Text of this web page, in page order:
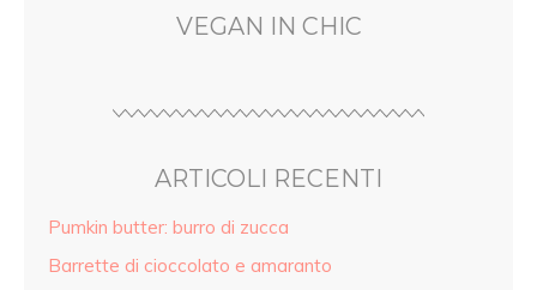
VEGAN IN CHIC
ARTICOLI RECENTI
Pumkin butter: burro di zucca
Barrette di cioccolato e amaranto